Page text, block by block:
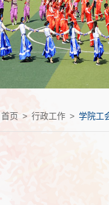
首页 > 行政工作 > 学院工